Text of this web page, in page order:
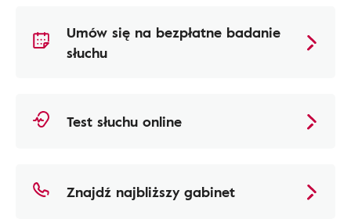
Umów się na bezpłatne badanie
słuchu
Test słuchu online
Znajdź najbliższy gabinet